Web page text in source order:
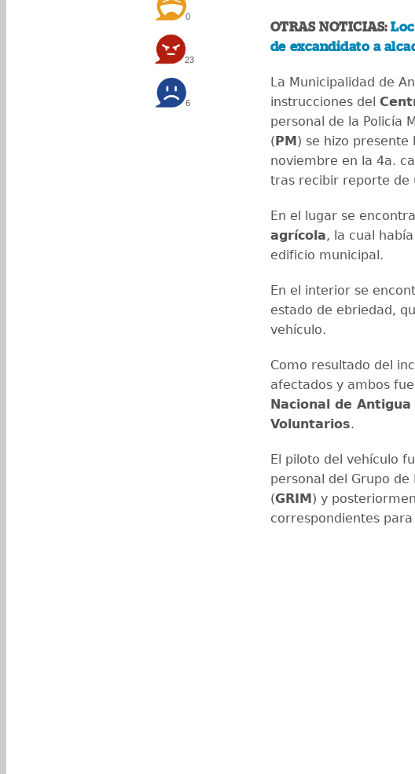
0
23
6
OTRAS NOTICIAS:
de excandidato a
La Municipalidad de
instrucciones del
personal de la Policía
(PM) se hizo presente
noviembre en la 4a.
tras recibir reporte de
En el lugar se
agrícola, la cual
edificio municipal.
En el interior se
estado de ebriedad,
vehículo.
Como resultado del
afectados y ambos
Nacional de
Voluntarios.
El piloto del vehículo
personal del Grupo
(GRIM) y
correspondientes